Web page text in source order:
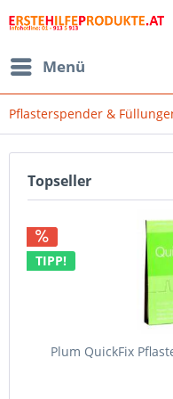
Menü
Pflasterspender &
Topseller
TIPP!
Plum QuickFix